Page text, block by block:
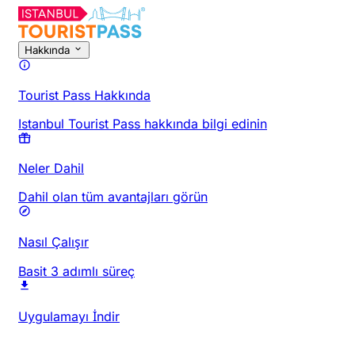
Hakkında
Tourist Pass Hakkında
Istanbul Tourist Pass hakkında bilgi edinin
Neler Dahil
Dahil olan tüm avantajları görün
Nasıl Çalışır
Basit 3 adımlı süreç
Uygulamayı İndir